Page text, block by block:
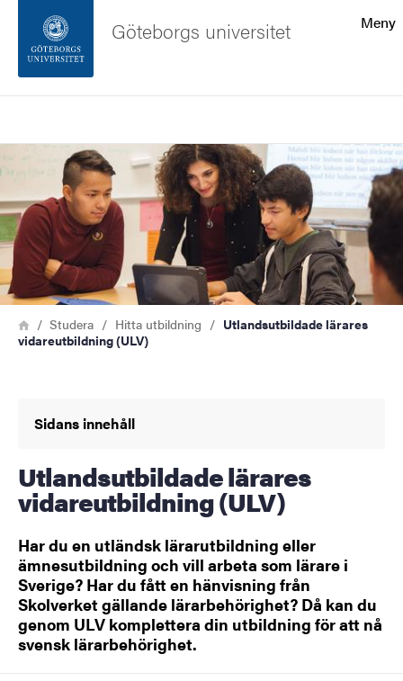
Sidfoten
Om webbplatsen
Meny
Göteborgs universitet
Bild
Länkstig
HemStudera Hitta utbildning
Utlandsutbildade lärares
vidareutbildning (ULV)
Sidans innehåll
Utlandsutbildade lärares
vidareutbildning (ULV)
Har du en utländsk lärarutbildning eller
ämnesutbildning och vill arbeta som lärare i
Sverige? Har du fått en hänvisning från
Skolverket gällande lärarbehörighet? Då kan du
genom ULV komplettera din utbildning för att nå
svensk lärarbehörighet.